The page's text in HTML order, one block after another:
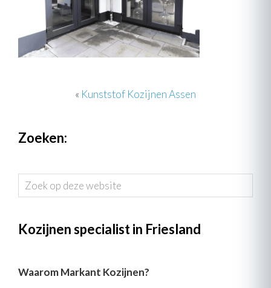
« Kunststof Kozijnen Assen
Zoeken:
Zoek
op
website
Kozijnen specialist in Friesland
Waarom Markant Kozijnen?